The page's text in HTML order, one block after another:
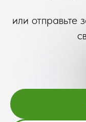
или отправьте